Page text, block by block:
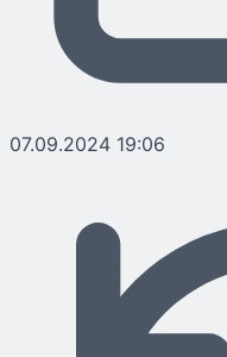
07.09.2024 19:06